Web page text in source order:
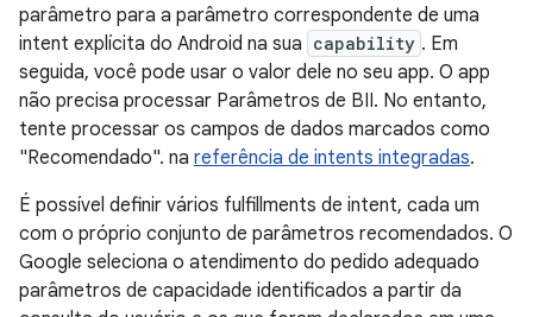
parâmetro para a parâmetro correspondente de uma
intent explícita do Android na sua capability . Em
seguida, você pode usar o valor dele no seu app. O app
não precisa processar Parâmetros de BII. No entanto,
tente processar os campos de dados marcados como
"Recomendado". na referência de intents integradas.
É possível definir vários fulfillments de intent, cada um
com o próprio conjunto de parâmetros recomendados. O
Google seleciona o atendimento do pedido adequado
parâmetros de capacidade identificados a partir da